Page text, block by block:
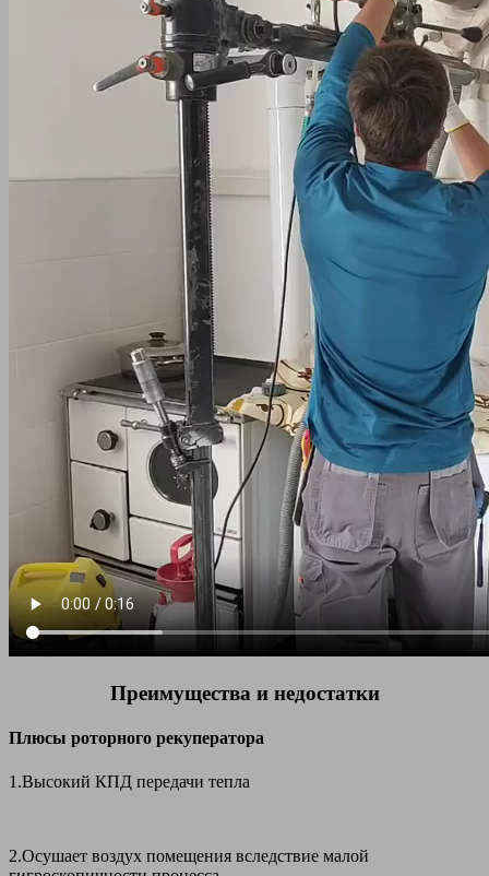
Преимущества и недостатки
Плюсы роторного рекуператора
1.Высокий КПД передачи тепла
2.Осушает воздух помещения вследствие малой